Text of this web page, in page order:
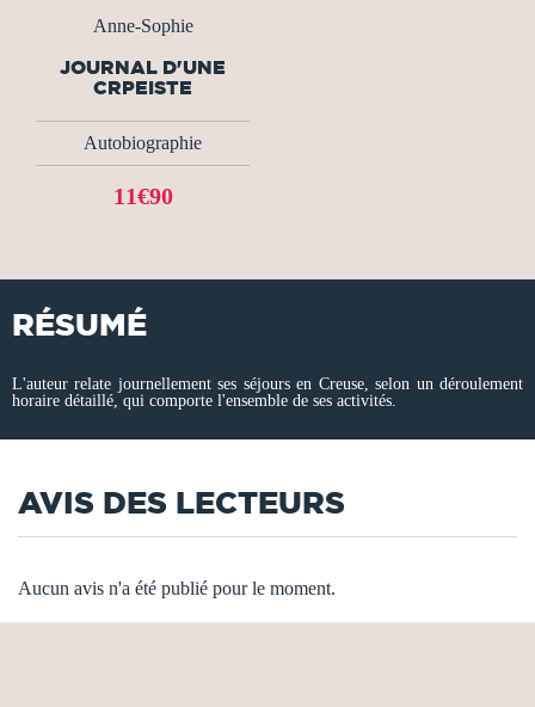
Anne-Sophie
JOURNAL D'UNE
CRPEISTE
Autobiographie
11€90
RÉSUMÉ
L'auteur relate journellement ses séjours en Creuse, selon un déroulement
horaire détaillé, qui comporte l'ensemble de ses activités.
AVIS DES LECTEURS
Aucun avis n'a été publié pour le moment.